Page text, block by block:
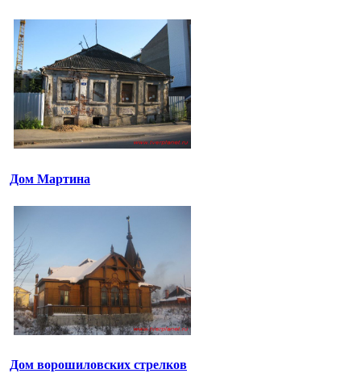
Дом Мартина
Дом ворошиловских стрелков